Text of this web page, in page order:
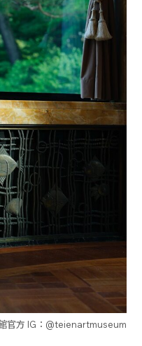
官方 IG：@teienartmuseum